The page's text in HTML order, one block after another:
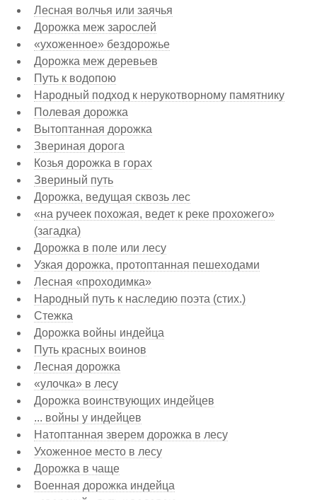
Лесная волчья или заячья
Дорожка меж зарослей
«ухоженное» бездорожье
Дорожка меж деревьев
Путь к водопою
Народный подход к нерукотворному памятнику
Полевая дорожка
Вытоптанная дорожка
Звериная дорога
Козья дорожка в горах
Звериный путь
Дорожка, ведущая сквозь лес
«на ручеек похожая, ведет к реке прохожего»
(загадка)
Дорожка в поле или лесу
Узкая дорожка, протоптанная пешеходами
Лесная «проходимка»
Народный путь к наследию поэта (стих.)
Стежка
Дорожка войны индейца
Путь красных воинов
Лесная дорожка
«улочка» в лесу
Дорожка воинствующих индейцев
... войны у индейцев
Натоптанная зверем дорожка в лесу
Ухоженное место в лесу
Дорожка в чаще
Военная дорожка индейца